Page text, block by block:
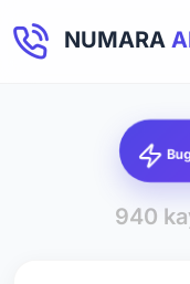
NUMARA
940